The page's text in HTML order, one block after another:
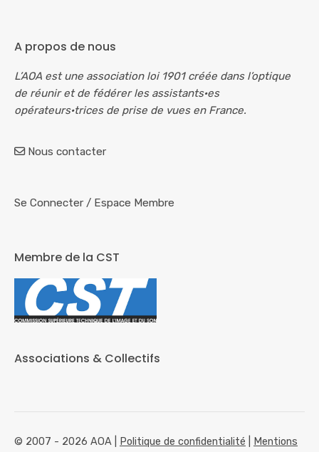
A propos de nous
L’AOA est une association loi 1901 créée dans l’optique
de réunir et de fédérer les assistants·es
opérateurs·trices de prise de vues en France.
Nous contacter
Se Connecter / Espace Membre
Membre de la CST
Associations & Collectifs
© 2007 - 2026 AOA | Politique de confidentialité
Mentions